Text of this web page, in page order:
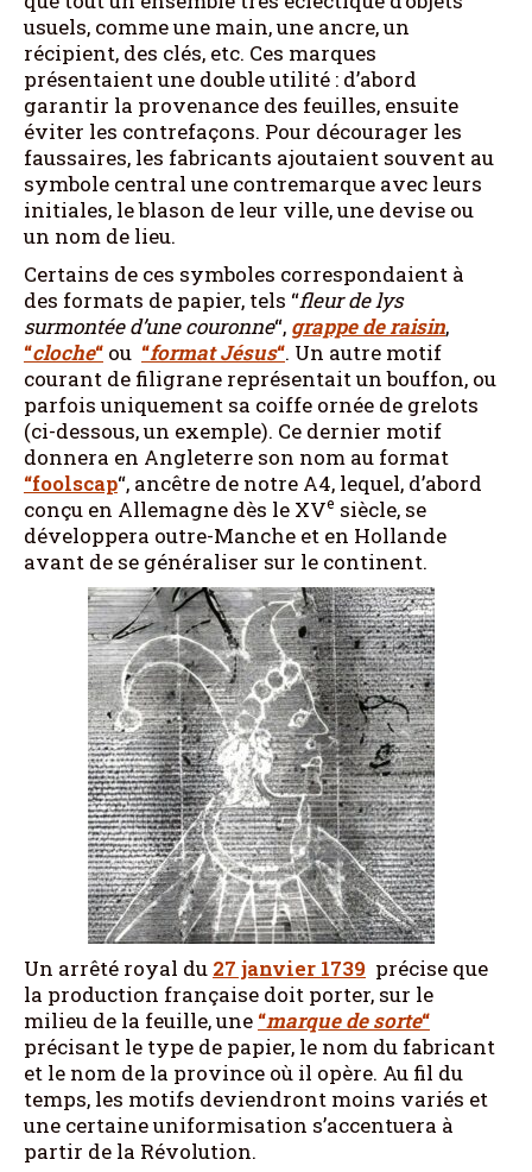
usuels, comme une main, une ancre, un
récipient, des clés, etc. Ces marques
présentaient une double utilité : d’abord
garantir la provenance des feuilles, ensuite
éviter les contrefaçons. Pour décourager les
faussaires, les fabricants ajoutaient souvent au
symbole central une contremarque avec leurs
initiales, le blason de leur ville, une devise ou
un nom de lieu.
Certains de ces symboles correspondaient à
des formats de papier, tels “fleur de lys
surmontée d’une couronne“, grappe de raisin,
“cloche“ ou “format Jésus“. Un autre motif
courant de filigrane représentait un bouffon, ou
parfois uniquement sa coiffe ornée de grelots
(ci-dessous, un exemple). Ce dernier motif
donnera en Angleterre son nom au format
“foolscap“, ancêtre de notre A4, lequel, d’abord
conçu en Allemagne dès le XVe siècle, se
développera outre-Manche et en Hollande
avant de se généraliser sur le continent.
Un arrêté royal du 27 janvier 1739 précise que
la production française doit porter, sur le
milieu de la feuille, une “marque de sorte“
précisant le type de papier, le nom du fabricant
et le nom de la province où il opère. Au fil du
temps, les motifs deviendront moins variés et
une certaine uniformisation s’accentuera à
partir de la Révolution.